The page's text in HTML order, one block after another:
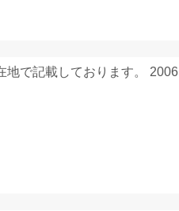
で記載しております。 2006